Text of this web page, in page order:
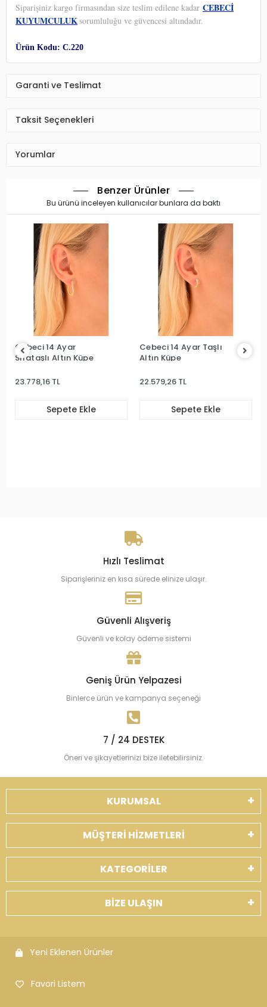
Siparişiniz kargo firmasından size teslim edilene kadar CEBECİ
KUYUMCULUKsorumluluğu ve güvencesi altındadır.
Ürün Kodu: C.220
Garanti ve Teslimat
Taksit Seçenekleri
Yorumlar
Benzer Ürünler
Bu ürünü inceleyen kullanıcılar bunlara da baktı
Cebeci 14 Ayar
Sırataşlı Altın Küpe
23.778,16 TL
Sepete Ekle
Cebeci 14 Ayar Taşlı
Altın Küpe
22.579,26 TL
Sepete Ekle
Hızlı Teslimat
Siparişleriniz en kısa sürede elinize ulaşır.
Güvenli Alışveriş
Güvenli ve kolay ödeme sistemi
Geniş Ürün Yelpazesi
Binlerce ürün ve kampanya seçeneği
7 / 24 DESTEK
Öneri ve şikayetlerinizi bize iletebilirsiniz.
KURUMSAL
MÜŞTERİ HİZMETLERİ
KATEGORİLER
BİZE ULAŞIN
Yeni Eklenen Ürünler
Favori Listem